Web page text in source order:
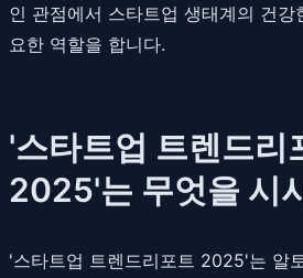
인 관점에서 스타트업 생태계의 건강
요한 역할을 합니다.
'스타트업 트렌드리
2025'는 무엇을 시
'스타트업 트렌드리포트 2025'는 알